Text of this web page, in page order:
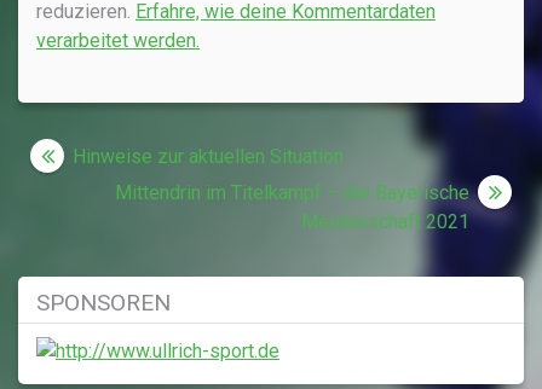
reduzieren. Erfahre, wie deine Kommentardaten
verarbeitet werden.
Beitragsnavigation
Hinweise zur aktuellen Situation
Mittendrin im Titelkampf – die Bayerische
Meisterschaft 2021
SPONSOREN